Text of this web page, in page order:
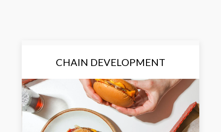
CHAIN DEVELOPMENT